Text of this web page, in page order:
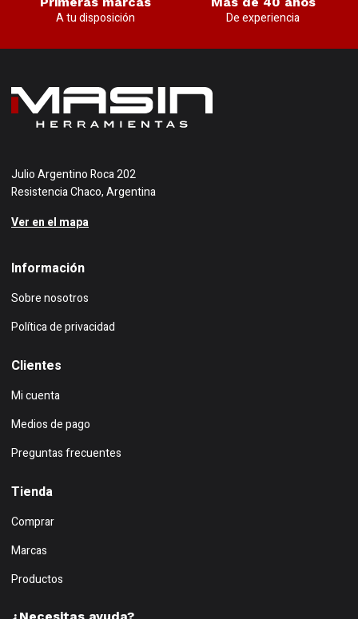
A tu disposición De experiencia
Julio Argentino Roca 202
Resistencia Chaco, Argentina
Ver en el mapa
Información
Sobre nosotros
Política de privacidad
Clientes
Mi cuenta
Medios de pago
Preguntas frecuentes
Tienda
Comprar
Marcas
Productos